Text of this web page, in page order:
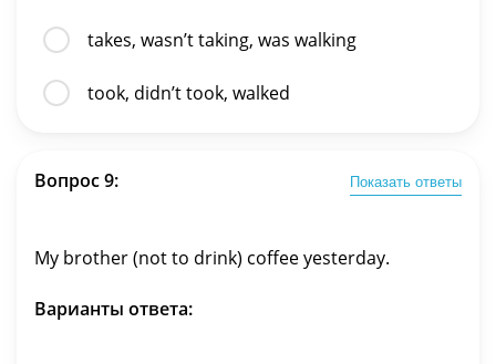
takes, wasn’t taking, was walking
took, didn’t took, walked
Вопрос 9: Показать ответы
My brother (not to drink) coffee yesterday.
Варианты ответа: